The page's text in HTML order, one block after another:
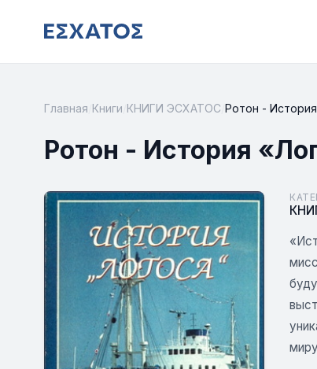
Главная Книги КНИГИ ЭСХАТОС Ротон -
Ротон - История